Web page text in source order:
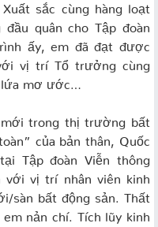
sắc cùng hàng loạt
đầu quân cho Tập đoàn
ấy, em đã đạt được
vị trí Tổ trưởng cùng
lứa mơ ước…
mới trong thị trường bất
của bản thân, Quốc
Tập đoàn Viễn thông
với vị trí nhân viên kinh
sàn bất động sản. Thất
nản chí. Tích lũy kinh